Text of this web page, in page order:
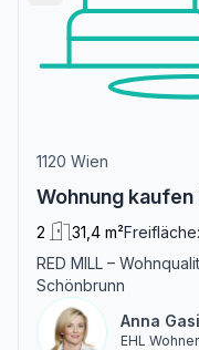
1120 Wien
Wohnung kaufen
2 31,4 m²Freifläche:
RED MILL –
Schönbrunn
Anna
EHL